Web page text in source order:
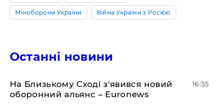
Міноборони України Війна України з Росією
Останні новини
На Близькому Сході з'явився новий
оборонний альянс – Euronews
16:35